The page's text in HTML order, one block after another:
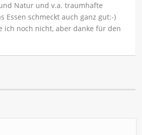
Natur und v.a. traumhafte
Essen schmeckt auch ganz gut:-)
ich noch nicht, aber danke für den